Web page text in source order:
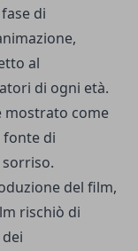
di
al
di ogni età.
mostrato come
fonte di
del film,
rischiò di